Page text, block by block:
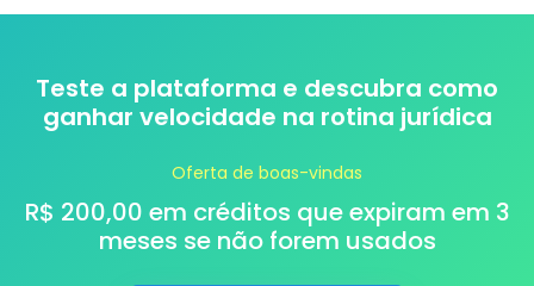
Teste a plataforma e descubra como
ganhar velocidade na rotina jurídica
Oferta de boas-vindas
R$ 200,00 em créditos que expiram em 3
meses se não forem usados